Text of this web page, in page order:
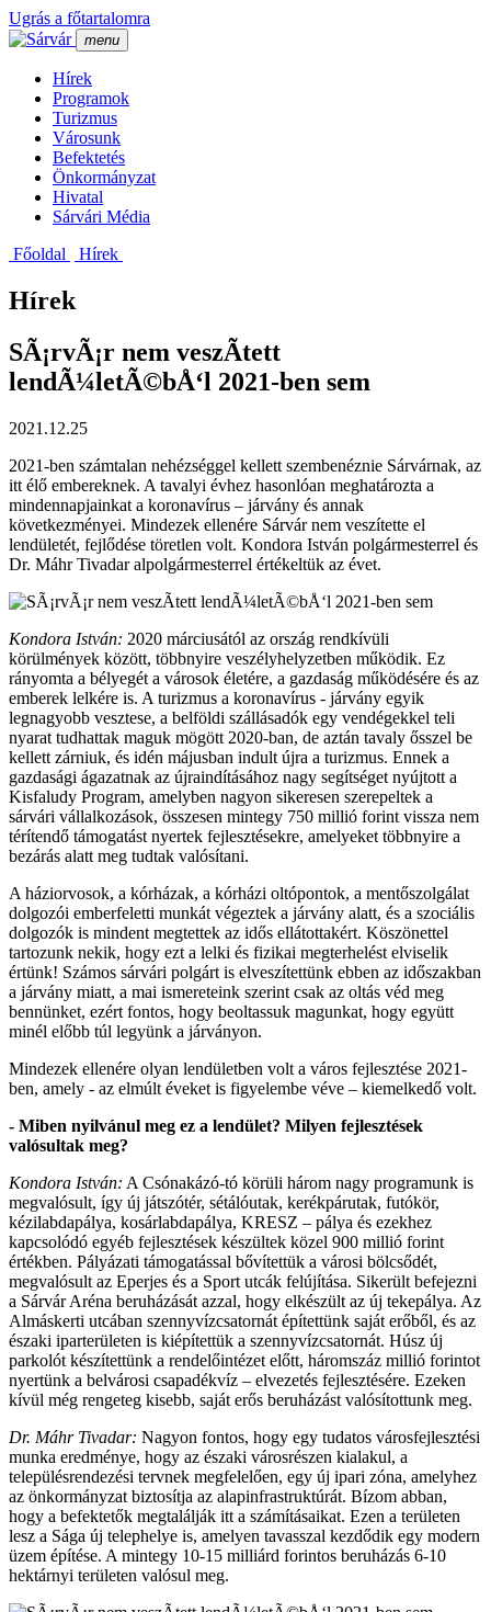
Ugrás a főtartalomra
menu
Hí­rek
Programok
Turizmus
Városunk
Befektetés
Önkormányzat
Hivatal
Sárvári Média
Főoldal
Hí­rek
Hírek
SÃ¡rvÃ¡r nem veszÃ­tett
lendÃ¼letÃ©bÅ‘l 2021-ben sem
2021.12.25
2021-ben számtalan nehézséggel kellett szembenéznie Sárvárnak, az
itt élő embereknek. A tavalyi évhez hasonlóan meghatározta a
mindennapjainkat a koronavírus – járvány és annak
következményei. Mindezek ellenére Sárvár nem veszítette el
lendületét, fejlődése töretlen volt. Kondora István polgármesterrel és
Dr. Máhr Tivadar alpolgármesterrel értékeltük az évet.
Kondora István: 2020 márciusától az ország rendkívüli
körülmények között, többnyire veszélyhelyzetben működik. Ez
rányomta a bélyegét a városok életére, a gazdaság működésére és az
emberek lelkére is. A turizmus a koronavírus - járvány egyik
legnagyobb vesztese, a belföldi szállásadók egy vendégekkel teli
nyarat tudhattak maguk mögött 2020-ban, de aztán tavaly ősszel be
kellett zárniuk, és idén májusban indult újra a turizmus. Ennek a
gazdasági ágazatnak az újraindításához nagy segítséget nyújtott a
Kisfaludy Program, amelyben nagyon sikeresen szerepeltek a
sárvári vállalkozások, összesen mintegy 750 millió forint vissza nem
térítendő támogatást nyertek fejlesztésekre, amelyeket többnyire a
bezárás alatt meg tudtak valósítani.
A háziorvosok, a kórházak, a kórházi oltópontok, a mentőszolgálat
dolgozói emberfeletti munkát végeztek a járvány alatt, és a szociális
dolgozók is mindent megtettek az idős ellátottakért. Köszönettel
tartozunk nekik, hogy ezt a lelki és fizikai megterhelést elviselik
értünk! Számos sárvári polgárt is elveszítettünk ebben az időszakban
a járvány miatt, a mai ismereteink szerint csak az oltás véd meg
bennünket, ezért fontos, hogy beoltassuk magunkat, hogy együtt
minél előbb túl legyünk a járványon.
Mindezek ellenére olyan lendületben volt a város fejlesztése 2021-
ben, amely - az elmúlt éveket is figyelembe véve – kiemelkedő volt.
- Miben nyilvánul meg ez a lendület? Milyen fejlesztések
valósultak meg?
Kondora István: A Csónakázó-tó körüli három nagy programunk is
megvalósult, így új játszótér, sétálóutak, kerékpárutak, futókör,
kézilabdapálya, kosárlabdapálya, KRESZ – pálya és ezekhez
kapcsolódó egyéb fejlesztések készültek közel 900 millió forint
értékben. Pályázati támogatással bővítettük a városi bölcsődét,
megvalósult az Eperjes és a Sport utcák felújítása. Sikerült befejezni
a Sárvár Aréna beruházását azzal, hogy elkészült az új tekepálya. Az
Almáskerti utcában szennyvízcsatornát építettünk saját erőből, és az
északi iparterületen is kiépítettük a szennyvízcsatornát. Húsz új
parkolót készítettünk a rendelőintézet előtt, háromszáz millió forintot
nyertünk a belvárosi csapadékvíz – elvezetés fejlesztésére. Ezeken
kívül még rengeteg kisebb, saját erős beruházást valósítottunk meg.
Dr. Máhr Tivadar: Nagyon fontos, hogy egy tudatos városfejlesztési
munka eredménye, hogy az északi városrészen kialakul, a
településrendezési tervnek megfelelően, egy új ipari zóna, amelyhez
az önkormányzat biztosítja az alapinfrastruktúrát. Bízom abban,
hogy a befektetők megtalálják itt a számításaikat. Ezen a területen
lesz a Sága új telephelye is, amelyen tavasszal kezdődik egy modern
üzem építése. A mintegy 10-15 milliárd forintos beruházás 6-10
hektárnyi területen valósul meg.